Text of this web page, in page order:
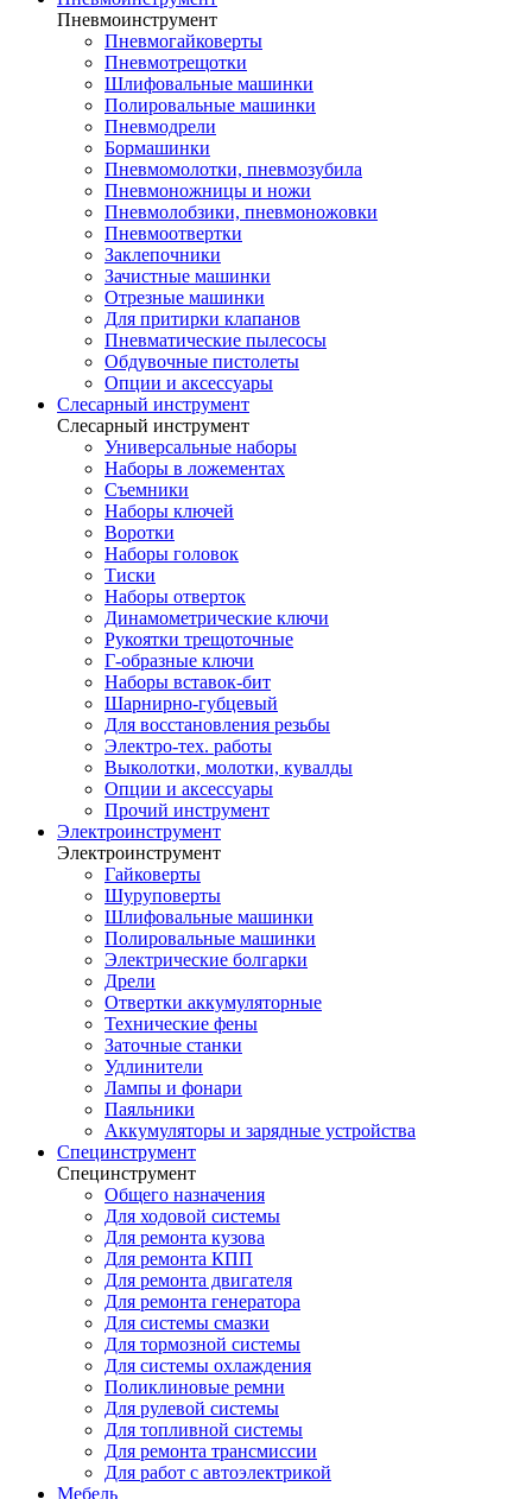
Пневмоинструмент
Пневмогайковерты
Пневмотрещотки
Шлифовальные машинки
Полировальные машинки
Пневмодрели
Бормашинки
Пневмомолотки, пневмозубила
Пневмоножницы и ножи
Пневмолобзики, пневмоножовки
Пневмоотвертки
Заклепочники
Зачистные машинки
Отрезные машинки
Для притирки клапанов
Пневматические пылесосы
Обдувочные пистолеты
Опции и аксессуары
Слесарный инструмент
Слесарный инструмент
Универсальные наборы
Наборы в ложементах
Съемники
Наборы ключей
Воротки
Наборы головок
Тиски
Наборы отверток
Динамометрические ключи
Рукоятки трещоточные
Г-образные ключи
Наборы вставок-бит
Шарнирно-губцевый
Для восстановления резьбы
Электро-тех. работы
Выколотки, молотки, кувалды
Опции и аксессуары
Прочий инструмент
Электроинструмент
Электроинструмент
Гайковерты
Шуруповерты
Шлифовальные машинки
Полировальные машинки
Электрические болгарки
Дрели
Отвертки аккумуляторные
Технические фены
Заточные станки
Удлинители
Лампы и фонари
Паяльники
Аккумуляторы и зарядные устройства
Специнструмент
Специнструмент
Общего назначения
Для ходовой системы
Для ремонта кузова
Для ремонта КПП
Для ремонта двигателя
Для ремонта генератора
Для системы смазки
Для тормозной системы
Для системы охлаждения
Поликлиновые ремни
Для рулевой системы
Для топливной системы
Для ремонта трансмиссии
Для работ с автоэлектрикой
Мебель